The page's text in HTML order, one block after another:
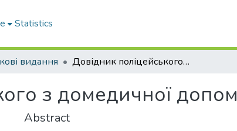
Statistics
видання Довідник поліцейського з домедичної допомоги
з домедичної
Abstract